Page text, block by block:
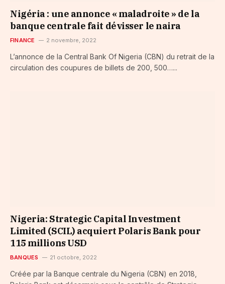
Nigéria : une annonce « maladroite » de la
banque centrale fait dévisser le naira
FINANCE 2 novembre, 2022
L’annonce de la Central Bank Of Nigeria (CBN) du retrait de la
circulation des coupures de billets de 200, 500…...
Nigeria: Strategic Capital Investment
Limited (SCIL) acquiert Polaris Bank pour
115 millions USD
BANQUES 21 octobre, 2022
Créée par la Banque centrale du Nigeria (CBN) en 2018,